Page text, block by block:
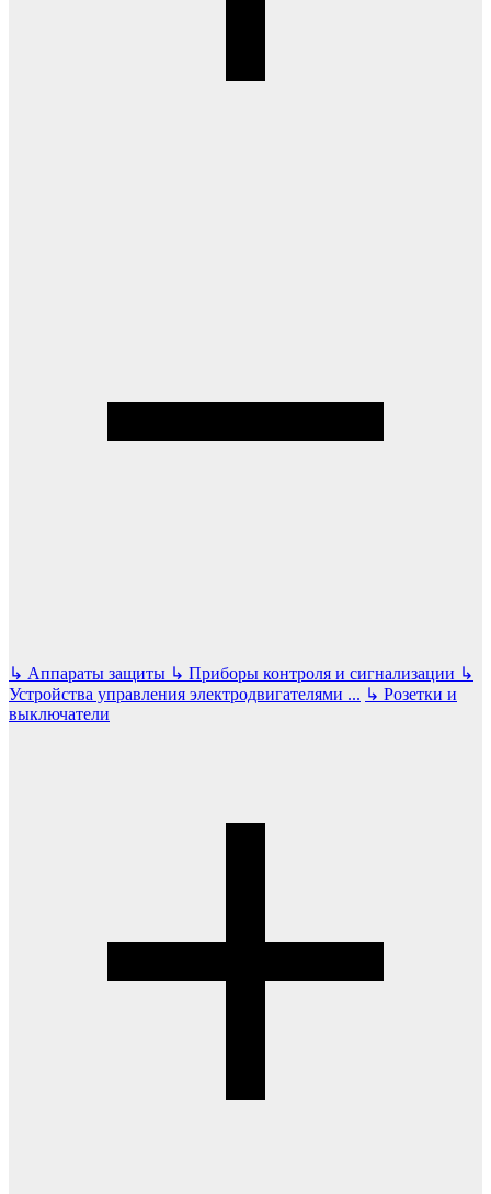
↳ Аппараты защиты ↳ Приборы контроля и сигнализации ↳
Устройства управления электродвигателями ... ↳ Розетки и
выключатели